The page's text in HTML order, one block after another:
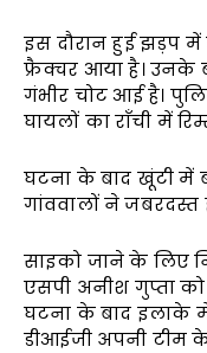
इस दौरान हुई झड़प
फ्रैक्चर आया है। उनके
गंभीर चोट आई है।
घायलों का राँची में
घटना के बाद खूंटी में
गांववालों ने जबरदस्त
साइको जाने के लिए
एसपी अनीश गुप्ता को
घटना के बाद इलाके में
डीआईजी अपनी टीम